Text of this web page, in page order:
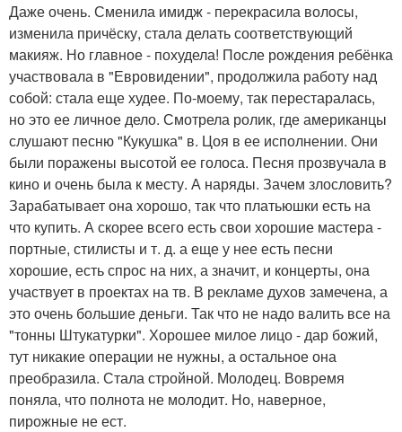
Даже очень. Сменила имидж - перекрасила волосы,
изменила причёску, стала делать соответствующий
макияж. Но главное - похудела! После рождения ребёнка
участвовала в "Евровидении", продолжила работу над
собой: стала еще худее. По-моему, так перестаралась,
но это ее личное дело. Смотрела ролик, где американцы
слушают песню "Кукушка" в. Цоя в ее исполнении. Они
были поражены высотой ее голоса. Песня прозвучала в
кино и очень была к месту. А наряды. Зачем злословить?
Зарабатывает она хорошо, так что платьюшки есть на
что купить. А скорее всего есть свои хорошие мастера -
портные, стилисты и т. д. а еще у нее есть песни
хорошие, есть спрос на них, а значит, и концерты, она
участвует в проектах на тв. В рекламе духов замечена, а
это очень большие деньги. Так что не надо валить все на
"тонны Штукатурки". Хорошее милое лицо - дар божий,
тут никакие операции не нужны, а остальное она
преобразила. Стала стройной. Молодец. Вовремя
поняла, что полнота не молодит. Но, наверное,
пирожные не ест.